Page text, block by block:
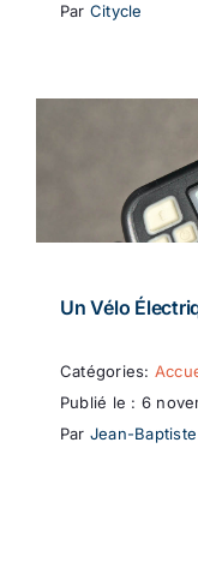
Par Citycle
Un Vélo
Catégories:
Publié le : 6
Par Jean-Baptiste